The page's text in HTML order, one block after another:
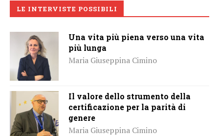
LE INTERVISTE POSSIBILI
Una vita più piena verso una vita
più lunga
Maria Giuseppina Cimino
Il valore dello strumento della
certificazione per la parità di
genere
Maria Giuseppina Cimino